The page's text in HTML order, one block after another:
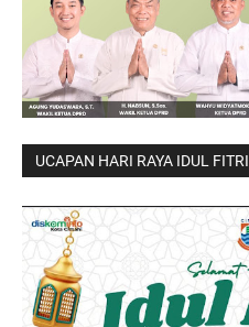
UCAPAN HARI RAYA IDUL FITRI